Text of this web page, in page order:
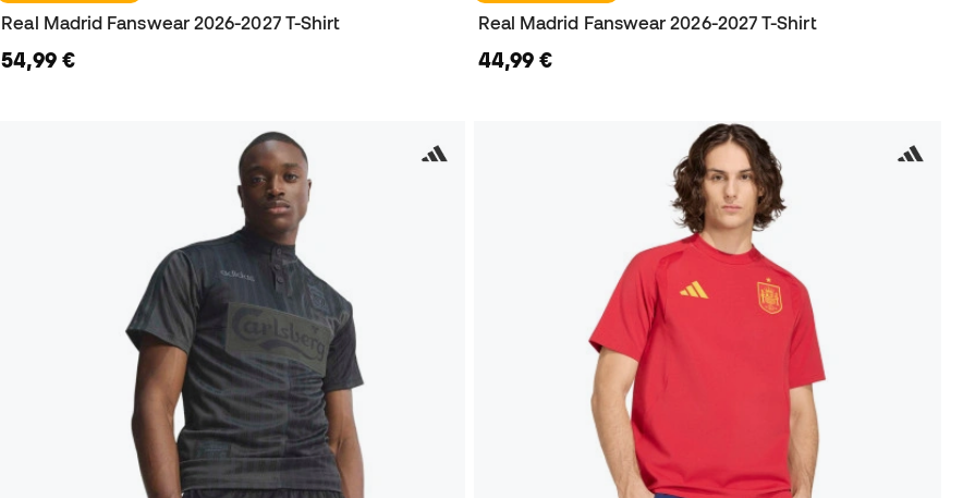
Real Madrid Fanswear 2026-2027 T-Shirt
54,99 €
Real Madrid Fanswear 2026-2027 T-Shirt
44,99 €